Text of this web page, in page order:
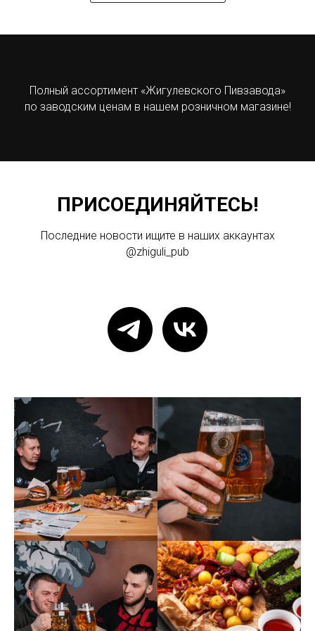
Полный ассортимент «Жигулевского Пивзавода»
по заводским ценам в нашем розничном магазине!
ПРИСОЕДИНЯЙТЕСЬ!
Последние новости ищите в наших аккаунтах
@zhiguli_pub